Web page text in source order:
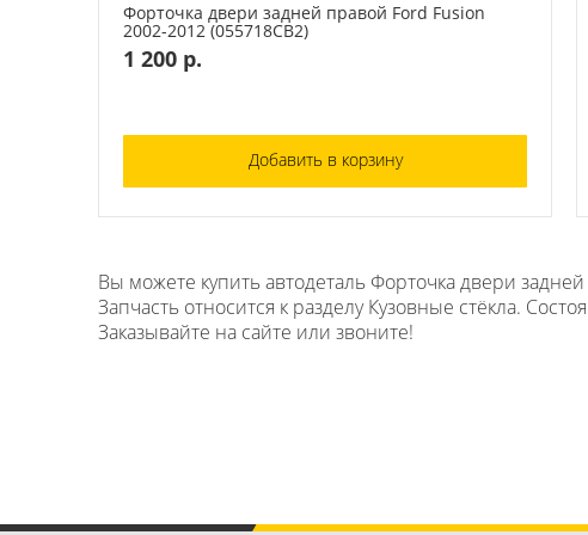
Форточка двери задней правой Ford Fusion
2002-2012 (055718СВ2)
1 200 р.
Добавить в корзину
Вы можете купить автодеталь Форточка двери
Запчасть относится к разделу Кузовные стёкла.
Заказывайте на сайте или звоните!